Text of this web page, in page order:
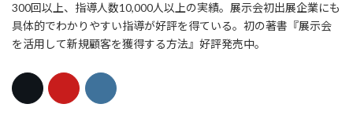
300回以上、指導人数10,000人以上の実績。展示会初出展企業にも
具体的でわかりやすい指導が好評を得ている。初の著書『展示会
を活用して新規顧客を獲得する方法』好評発売中。